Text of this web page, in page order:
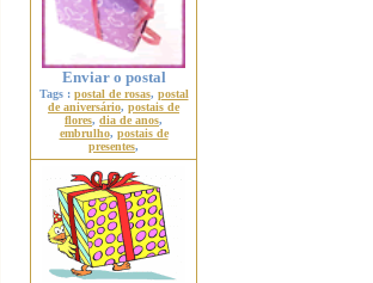
Enviar o postal
Tags : postal de rosas, postal
de aniversário, postais de
flores, dia de anos,
embrulho, postais de
presentes,